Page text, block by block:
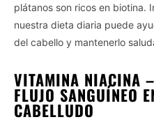
plátanos son ricos en biotina.
nuestra dieta diaria puede
del cabello y mantenerlo
VITAMINA NIACINA
FLUJO SANGUÍNEO
CABELLUDO